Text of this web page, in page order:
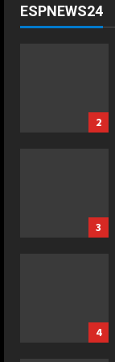
ESPNEWS24
1
2
3
4